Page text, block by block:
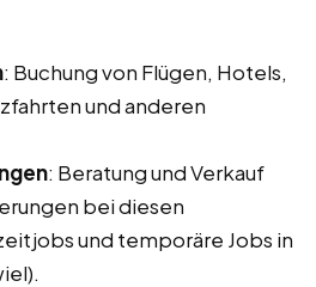
: Buchung von Flügen, Hotels,
und anderen
: Beratung und Verkauf
bei diesen
und temporäre Jobs in